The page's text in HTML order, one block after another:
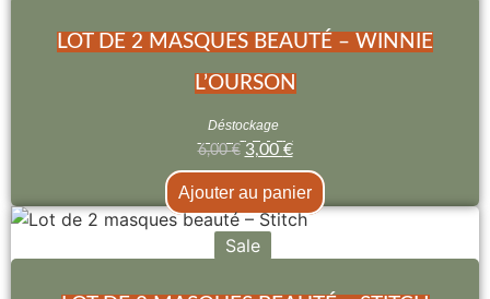
LOT DE 2 MASQUES BEAUTÉ – WINNIE
L’OURSON
Déstockage
6,00€ 3,00 €
Ajouter au panier
Sale